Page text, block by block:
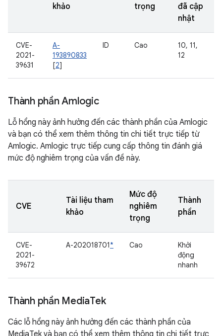
khảo
trọng
đã cập
nhật
CVE-
2021-
39631
A-
193890833
[2]
ID Cao
10, 11,
12
Thành phần Amlogic
Lỗ hổng này ảnh hưởng đến các thành phần của Amlogic
và bạn có thể xem thêm thông tin chi tiết trực tiếp từ
Amlogic. Amlogic trực tiếp cung cấp thông tin đánh giá
mức độ nghiêm trọng của vấn đề này.
CVE
Tài liệu tham
khảo
Mức độ
nghiêm
trọng
Thành
phần
CVE-
2021-
39672
A-202018701* Cao
Khởi
động
nhanh
Thành phần MediaTek
Các lỗ hổng này ảnh hưởng đến các thành phần của
MediaTek và bạn có thể xem thêm thông tin chi tiết trực